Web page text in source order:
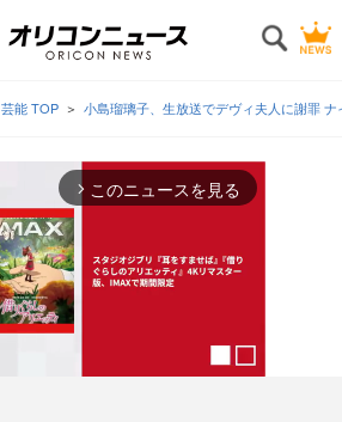
芸能 TOP 小島瑠璃子、生放送でデヴィ夫人に謝罪
arrow_forward_ios このニュースを見る